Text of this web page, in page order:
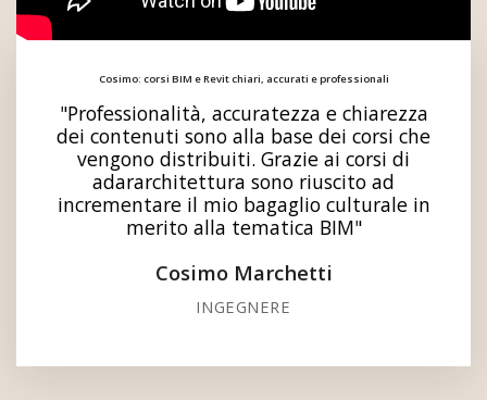
Cosimo: corsi BIM e Revit chiari, accurati e professionali
"Professionalità, accuratezza e chiarezza
dei contenuti sono alla base dei corsi che
vengono distribuiti. Grazie ai corsi di
adararchitettura sono riuscito ad
incrementare il mio bagaglio culturale in
merito alla tematica BIM"
Cosimo Marchetti
INGEGNERE